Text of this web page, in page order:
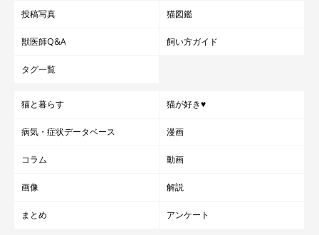
投稿写真 猫図鑑
獣医師Q&A 飼い方ガイド
タグ一覧
猫と暮らす 猫が好き♥
病気・症状データベース 漫画
コラム 動画
画像 解説
まとめ アンケート